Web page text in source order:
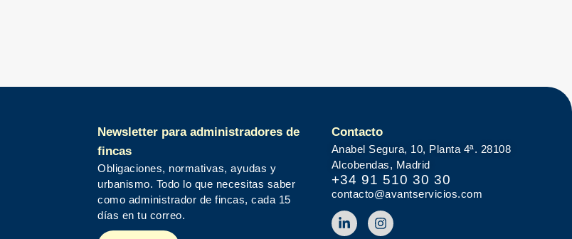
Newsletter para administradores de
fincas
Obligaciones, normativas, ayudas y
urbanismo. Todo lo que necesitas saber
como administrador de fincas, cada 15
días en tu correo.
Contacto
Anabel Segura, 10, Planta 4ª. 28108
Alcobendas, Madrid
+34 91 510 30 30
contacto@avantservicios.com